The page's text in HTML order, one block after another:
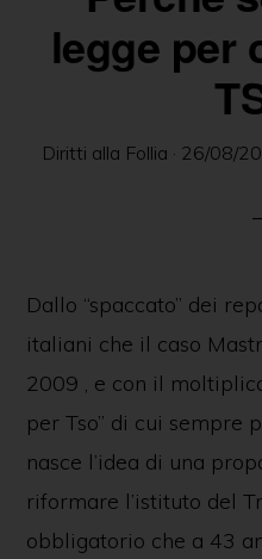
persone
legge per
Diritti alla Follia · 26/08/
Dallo “spaccato” dei
italiani che il caso
2009 , e con il
per Tso” di cui sempre
nasce l’idea di una
riformare l’istituto del
obbligatorio che a 43